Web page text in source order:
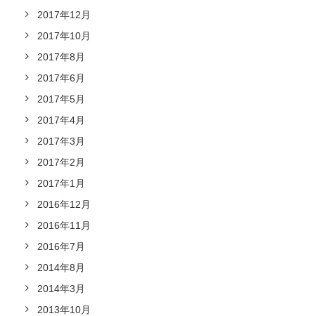
2017年12月
2017年10月
2017年8月
2017年6月
2017年5月
2017年4月
2017年3月
2017年2月
2017年1月
2016年12月
2016年11月
2016年7月
2014年8月
2014年3月
2013年10月